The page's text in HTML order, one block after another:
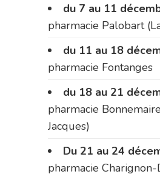
du 7 au 11
pharmacie Palobart
du 11 au 18
pharmacie Fontanges
du 18 au 21
pharmacie
Jacques)
Du 21 au 24
pharmacie Charignon-